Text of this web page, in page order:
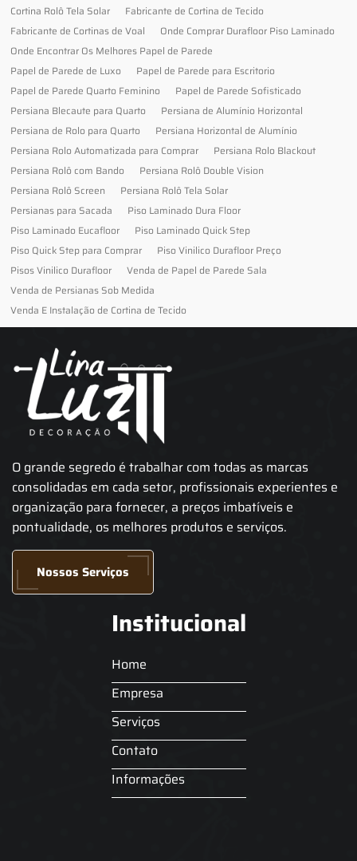
Cortina Rolô Tela Solar
Fabricante de Cortina de Tecido
Fabricante de Cortinas de Voal
Onde Comprar Durafloor Piso Laminado
Onde Encontrar Os Melhores Papel de Parede
Papel de Parede de Luxo
Papel de Parede para Escritorio
Papel de Parede Quarto Feminino
Papel de Parede Sofisticado
Persiana Blecaute para Quarto
Persiana de Alumínio Horizontal
Persiana de Rolo para Quarto
Persiana Horizontal de Alumínio
Persiana Rolo Automatizada para Comprar
Persiana Rolo Blackout
Persiana Rolô com Bando
Persiana Rolô Double Vision
Persiana Rolô Screen
Persiana Rolô Tela Solar
Persianas para Sacada
Piso Laminado Dura Floor
Piso Laminado Eucafloor
Piso Laminado Quick Step
Piso Quick Step para Comprar
Piso Vinilico Durafloor Preço
Pisos Vinilico Durafloor
Venda de Papel de Parede Sala
Venda de Persianas Sob Medida
Venda E Instalação de Cortina de Tecido
O grande segredo é trabalhar com todas as marcas
consolidadas em cada setor, profissionais experientes e
organização para fornecer, a preços imbatíveis e
pontualidade, os melhores produtos e serviços.
Nossos Serviços
Institucional
Home
Empresa
Serviços
Contato
Informações